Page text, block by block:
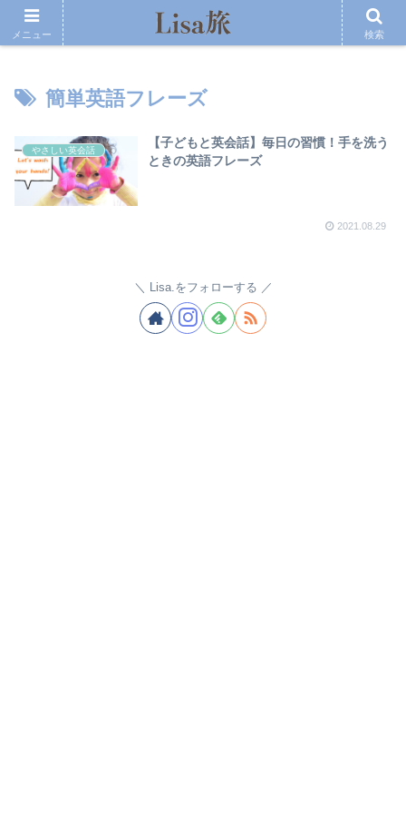
簡単英語フレーズ
やさしい英会話
【子どもと英会話】毎日の習慣！手を洗う
ときの英語フレーズ
2021.08.29
Lisa.をフォローする
メニュー 検索